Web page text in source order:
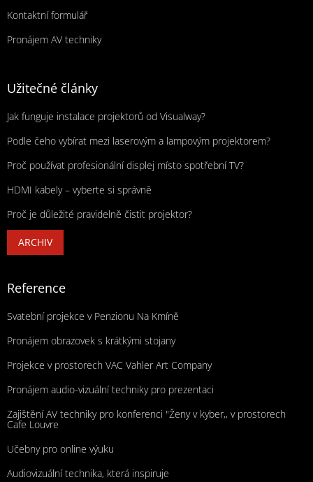
Kontaktní formulář
Pronájem AV techniky
Užitečné články
Jak funguje instalace projektorů od Visualway?
Podle čeho vybírat mezi laserovým a lampovým projektorem?
Proč používat profesionální displej místo spotřební TV?
HDMI kabely – vyberte si správně
Proč je důležité pravidelně čistit projektor?
ARCHIV
Reference
Svatební projekce v Penzionu Na Kmíně
Pronájem obrazovek s krátkými stojany
Projekce v prostorech VAC Vahler Art Company
Pronájem audio-vizuální techniky pro prezentaci
Zajištění AV techniky pro konferenci "Ženy v kyber,, v prostorech
Cafe Louvre
Učebny pro online výuku
Audiovizuální technika, která inspiruje